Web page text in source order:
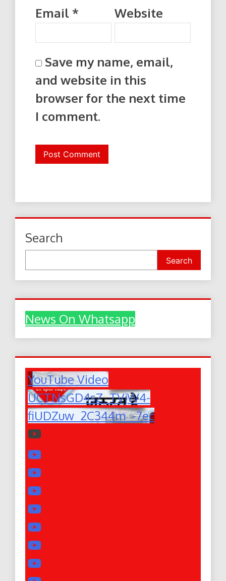
Email * Website
Save my name, email,
and website in this
browser for the next time
I comment.
Search
Search
News On Whatsapp
YouTube Video
UCTNsGD4sZ_TVjW4-
fiUDZuw_2C344m_-7ec